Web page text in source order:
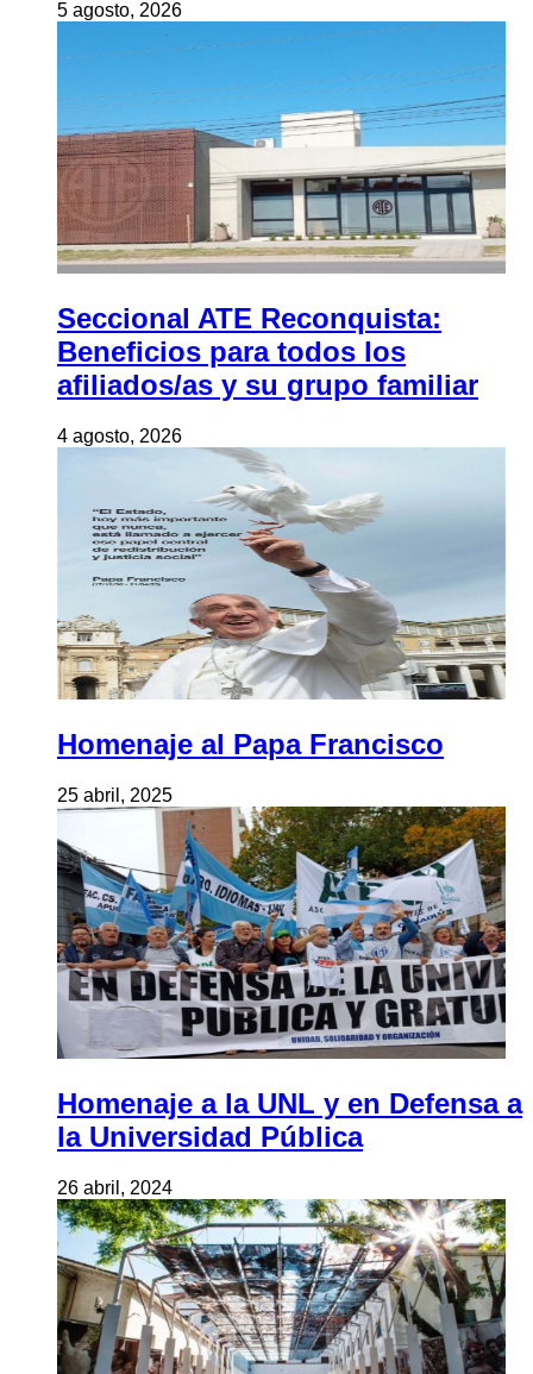
5 agosto, 2026
Seccional ATE Reconquista:
Beneficios para todos los
afiliados/as y su grupo familiar
4 agosto, 2026
Homenaje al Papa Francisco
25 abril, 2025
Homenaje a la UNL y en Defensa a
la Universidad Pública
26 abril, 2024